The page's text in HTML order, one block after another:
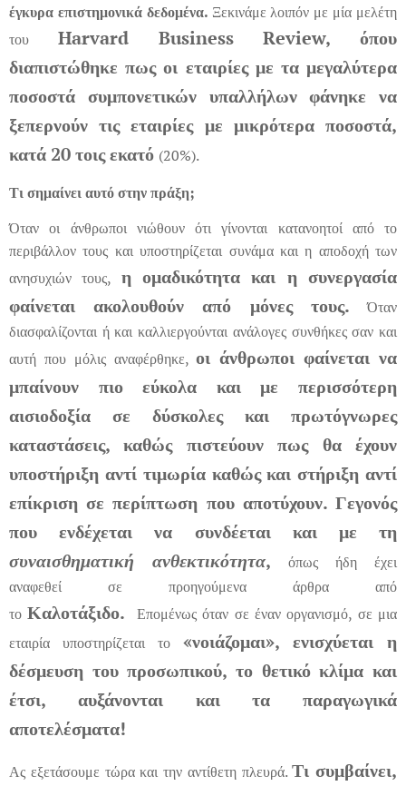
έγκυρα επιστημονικά δεδομένα. Ξεκινάμε λοιπόν με μία μελέτη
του Harvard Business Review, όπου
διαπιστώθηκε πως οι εταιρίες με τα μεγαλύτερα
ποσοστά συμπονετικών υπαλλήλων φάνηκε να
ξεπερνούν τις εταιρίες με μικρότερα ποσοστά,
κατά 20 τοις εκατό (20%).
Τι σημαίνει αυτό στην πράξη;
Όταν οι άνθρωποι νιώθουν ότι γίνονται κατανοητοί από το
περιβάλλον τους και υποστηρίζεται συνάμα και η αποδοχή των
ανησυχιών τους, η ομαδικότητα και η συνεργασία
φαίνεται ακολουθούν από μόνες τους. Όταν
διασφαλίζονται ή και καλλιεργούνται ανάλογες συνθήκες σαν και
αυτή που μόλις αναφέρθηκε,οι άνθρωποι φαίνεται να
μπαίνουν πιο εύκολα και με περισσότερη
αισιοδοξία σε δύσκολες και πρωτόγνωρες
καταστάσεις, καθώς πιστεύουν πως θα έχουν
υποστήριξη αντί τιμωρία καθώς και στήριξη αντί
επίκριση σε περίπτωση που αποτύχουν. Γεγονός
που ενδέχεται να συνδέεται και με τη
συναισθηματική ανθεκτικότητα,
όπως ήδη έχει
αναφεθεί σε προηγούμενα άρθρα από
τοΚαλοτάξιδο.
Επομένως όταν σε έναν οργανισμό, σε μια
εταιρία υποστηρίζεται το «νοιάζομαι», ενισχύεται η
δέσμευση του προσωπικού, το θετικό κλίμα και
έτσι, αυξάνονται και τα παραγωγικά
αποτελέσματα!
Ας εξετάσουμε τώρα και την αντίθετη πλευρά.Τι συμβαίνει,